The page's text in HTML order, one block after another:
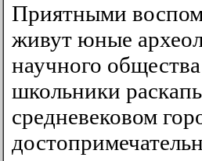
Приятными
живут юные
научного
школьники
средневековом